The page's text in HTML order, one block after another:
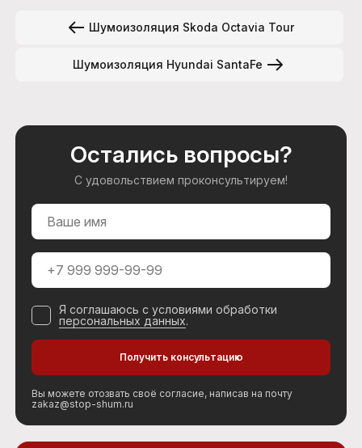
Шумоизоляция Skoda Octavia Tour
Шумоизоляция Hyundai SantaFe
Остались вопросы?
С удовольствием проконсультируем!
Я соглашаюсь с условиями обработки
персональных данных.
Вы можете отозвать своё согласие, написав на почту
zakaz@stop-shum.ru